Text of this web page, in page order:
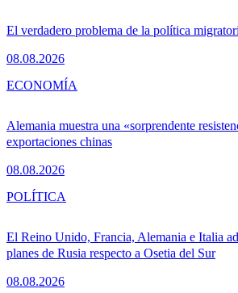
El verdadero problema de la política
08.08.2026
Alemania muestra una «sorprendente
exportaciones chinas
08.08.2026
ECONOMÍA
El Reino Unido, Francia, Alemania e Italia
planes de Rusia respecto a Osetia del Sur
08.08.2026
POLÍTICA